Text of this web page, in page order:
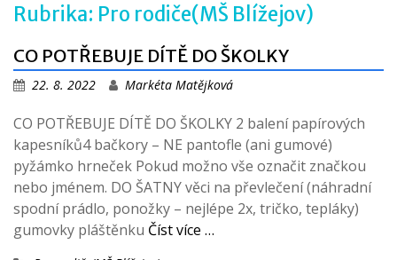
Rubrika: Pro rodiče(MŠ Blížejov)
CO POTŘEBUJE DÍTĚ DO ŠKOLKY
22. 8. 2022 Markéta Matějková
CO POTŘEBUJE DÍTĚ DO ŠKOLKY 2 balení papírových
kapesníků4 bačkory – NE pantofle (ani gumové)
pyžámko hrneček Pokud možno vše označit značkou
nebo jménem. DO ŠATNY věci na převlečení (náhradní
spodní prádlo, ponožky – nejlépe 2x, tričko, tepláky)
gumovky pláštěnku Číst více …